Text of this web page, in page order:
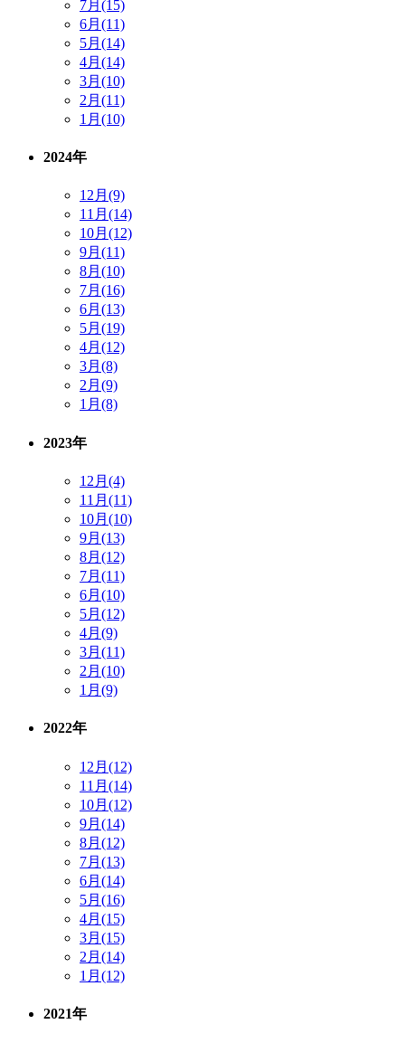
7月(15)
6月(11)
5月(14)
4月(14)
3月(10)
2月(11)
1月(10)
2024年
12月(9)
11月(14)
10月(12)
9月(11)
8月(10)
7月(16)
6月(13)
5月(19)
4月(12)
3月(8)
2月(9)
1月(8)
2023年
12月(4)
11月(11)
10月(10)
9月(13)
8月(12)
7月(11)
6月(10)
5月(12)
4月(9)
3月(11)
2月(10)
1月(9)
2022年
12月(12)
11月(14)
10月(12)
9月(14)
8月(12)
7月(13)
6月(14)
5月(16)
4月(15)
3月(15)
2月(14)
1月(12)
2021年